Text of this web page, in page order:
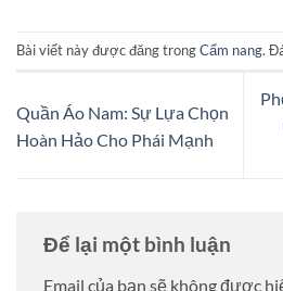
Bài viết này được đăng trongCẩm nang.
Quần Áo Nam: Sự Lựa Chọn
Hoàn Hảo Cho Phái Mạnh
Để lại một bình luận
Email của bạn sẽ không được